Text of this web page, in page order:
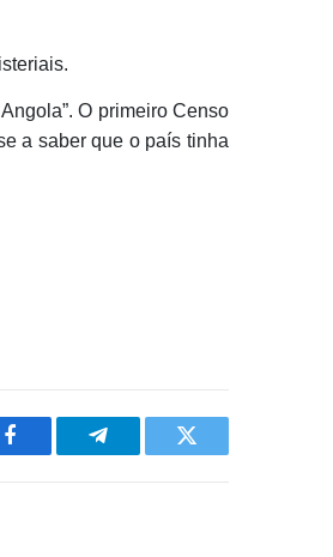
O primeiro Censo
a saber que o país tinha
Facebook Telegram Twitter